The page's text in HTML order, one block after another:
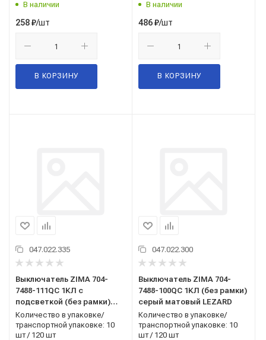
В наличии
258₽/шт
В КОРЗИНУ
В наличии
486₽/шт
В КОРЗИНУ
047.022.335
Выключатель ZIMA 704-
7488-111QC 1КЛ с
подсветкой (без рамки)
серый матовый LEZARD
Количество в упаковке/
транспортной упаковке: 10
шт / 120 шт
047.022.300
Выключатель ZIMA 704-
7488-100QC 1КЛ (без рамки)
серый матовый LEZARD
Количество в упаковке/
транспортной упаковке: 10
шт / 120 шт